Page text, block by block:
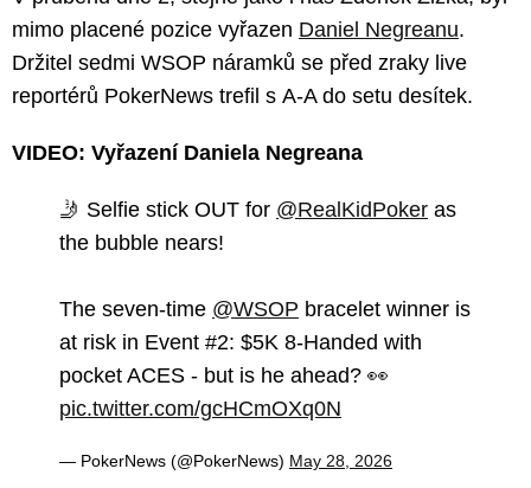
mimo placené pozice vyřazen Daniel Negreanu.
Držitel sedmi WSOP náramků se před zraky live
reportérů PokerNews trefil s A-A do setu desítek.
VIDEO: Vyřazení Daniela Negreana
🤳 Selfie stick OUT for @RealKidPoker as
the bubble nears!
The seven-time @WSOP bracelet winner is
at risk in Event #2: $5K 8-Handed with
pocket ACES - but is he ahead? 👀
pic.twitter.com/gcHCmOXq0N
— PokerNews (@PokerNews) May 28, 2026